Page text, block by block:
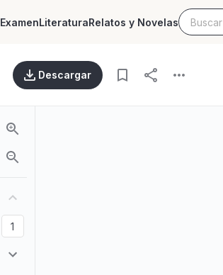
ExamenLiteraturaRelatos y Novelas
Descargar